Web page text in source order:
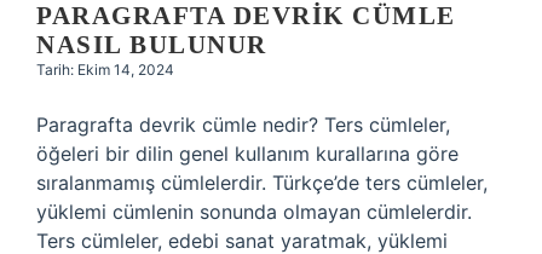
PARAGRAFTA DEVRIK CÜMLE
NASIL BULUNUR
Tarih: Ekim 14, 2024
Paragrafta devrik cümle nedir? Ters cümleler,
öğeleri bir dilin genel kullanım kurallarına göre
sıralanmamış cümlelerdir. Türkçe’de ters cümleler,
yüklemi cümlenin sonunda olmayan cümlelerdir.
Ters cümleler, edebi sanat yaratmak, yüklemi